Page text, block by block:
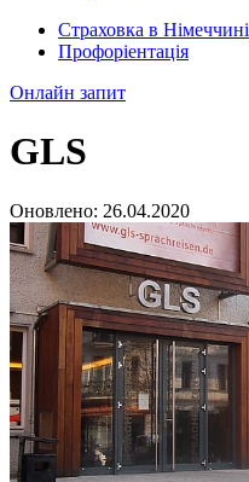
Страховка в Німеччині
Профоріентація
Онлайн запит
GLS
Оновлено: 26.04.2020